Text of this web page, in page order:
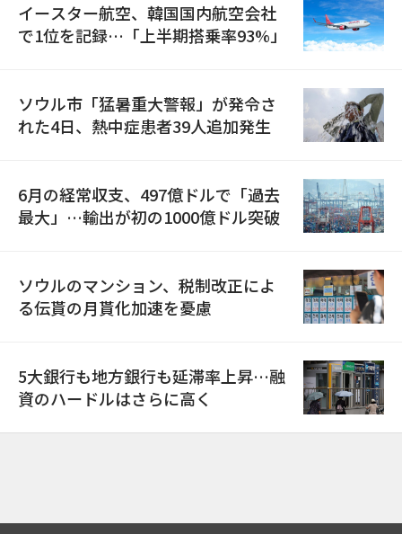
イースター航空、韓国国内航空会社
で1位を記録…「上半期搭乗率93%」
ソウル市「猛暑重大警報」が発令さ
れた4日、熱中症患者39人追加発生
6月の経常収支、497億ドルで「過去
最大」…輸出が初の1000億ドル突破
ソウルのマンション、税制改正によ
る伝貰の月貰化加速を憂慮
5大銀行も地方銀行も延滞率上昇…融
資のハードルはさらに高く